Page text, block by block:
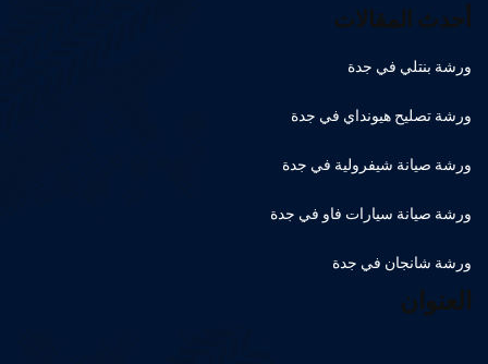
أحدث المقالات
ورشة بنتلي في جدة
ورشة تصليح هيونداي في جدة
ورشة صيانة شيفرولية في جدة
ورشة صيانة سيارات فاو في جدة
ورشة شانجان في جدة
العنوان